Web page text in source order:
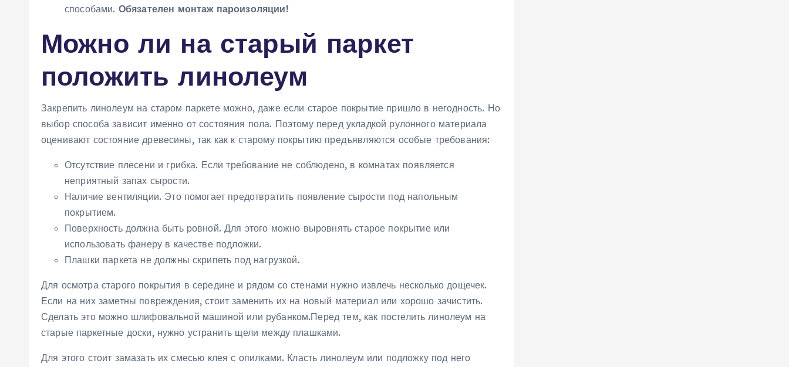
способами. Обязателен монтаж пароизоляции!
Можно ли на старый паркет
положить линолеум
Закрепить линолеум на старом паркете можно, даже если старое покрытие пришло в негодность. Но
выбор способа зависит именно от состояния пола. Поэтому перед укладкой рулонного материала
оценивают состояние древесины, так как к старому покрытию предъявляются особые требования:
Отсутствие плесени и грибка. Если требование не соблюдено, в комнатах появляется
неприятный запах сырости.
Наличие вентиляции. Это помогает предотвратить появление сырости под напольным
покрытием.
Поверхность должна быть ровной. Для этого можно выровнять старое покрытие или
использовать фанеру в качестве подложки.
Плашки паркета не должны скрипеть под нагрузкой.
Для осмотра старого покрытия в середине и рядом со стенами нужно извлечь несколько дощечек.
Если на них заметны повреждения, стоит заменить их на новый материал или хорошо зачистить.
Сделать это можно шлифовальной машиной или рубанком.Перед тем, как постелить линолеум на
старые паркетные доски, нужно устранить щели между плашками.
Для этого стоит замазать их смесью клея с опилками. Класть линолеум или подложку под него